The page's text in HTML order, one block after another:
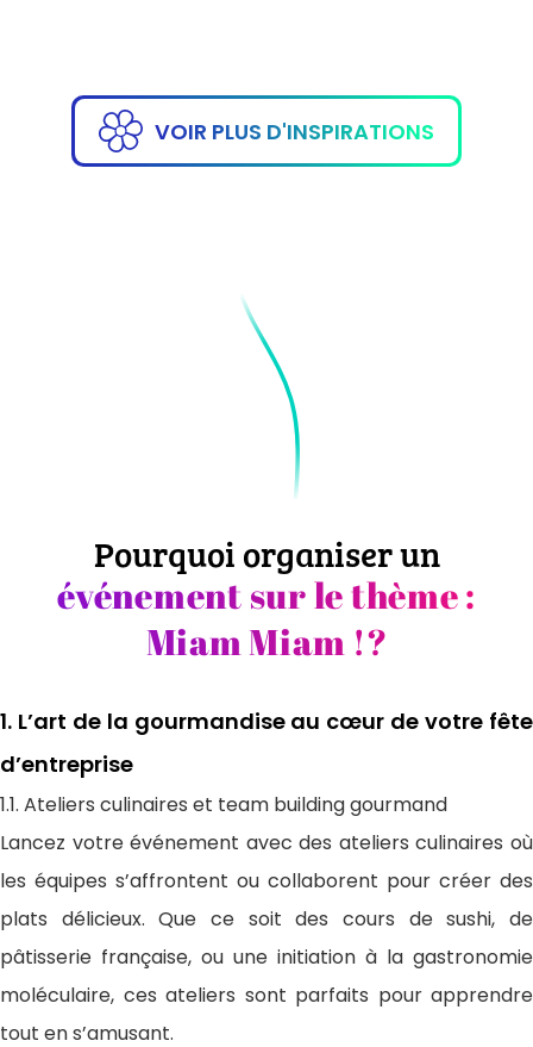
VOIR PLUS D'INSPIRATIONS
Pourquoi organiser un
événement sur le thème :
Miam Miam !?
1. L’art de la gourmandise au cœur de votre fête
d’entreprise
1.1. Ateliers culinaires et team building gourmand
Lancez votre événement avec des ateliers culinaires où
les équipes s’affrontent ou collaborent pour créer des
plats délicieux. Que ce soit des cours de sushi, de
pâtisserie française, ou une initiation à la gastronomie
moléculaire, ces ateliers sont parfaits pour apprendre
tout en s’amusant.